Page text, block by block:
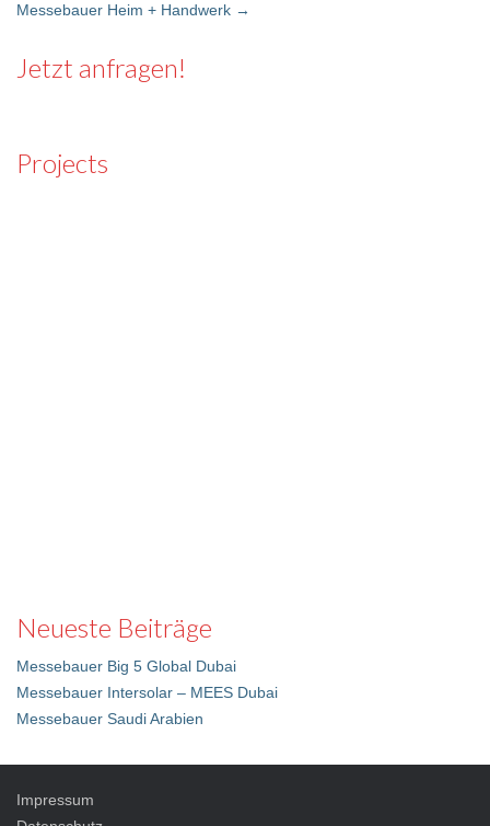
Post navigation
Messebauer Heim + Handwerk →
Jetzt anfragen!
Projects
Neueste Beiträge
Messebauer Big 5 Global Dubai
Messebauer Intersolar – MEES Dubai
Messebauer Saudi Arabien
Impressum